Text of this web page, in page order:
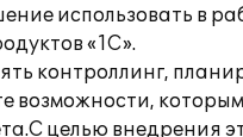
использовать в
«1С».
контроллинг,
возможности,
целью внедрения